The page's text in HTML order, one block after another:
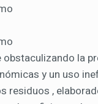
la
y un uso
residuos ,